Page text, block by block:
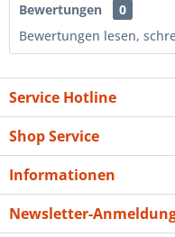
Bewertungen
0
Bewertungen lesen,
Service Hotline
Shop Service
Informationen
Newsletter-